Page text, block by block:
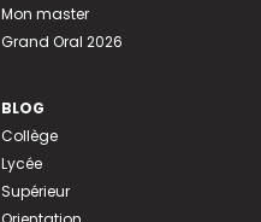
Mon master
Grand Oral 2026
BLOG
Collège
Lycée
Supérieur